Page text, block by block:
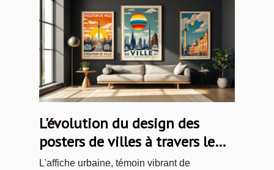
L'évolution du design des
posters de villes à travers le
temps
L'affiche urbaine, témoin vibrant de